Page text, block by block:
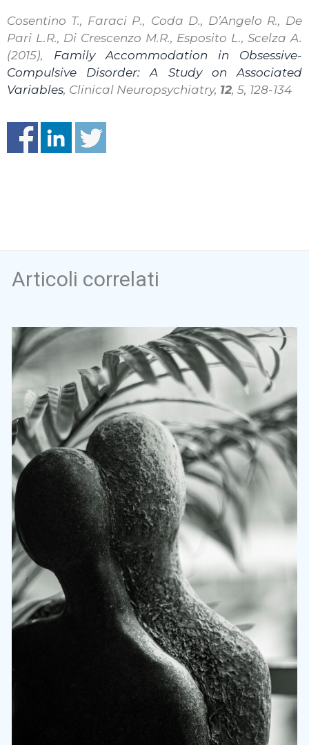
Cosentino T., Faraci P., Coda D., D’Angelo R., De
Pari L.R., Di Crescenzo M.R., Esposito L., Scelza A.
(2015), Family Accommodation in Obsessive-
Compulsive Disorder: A Study on Associated
Variables, Clinical Neuropsychiatry, 12, 5, 128-134
Articoli correlati